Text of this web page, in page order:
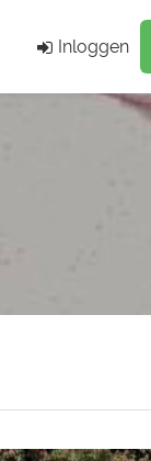
Inloggen